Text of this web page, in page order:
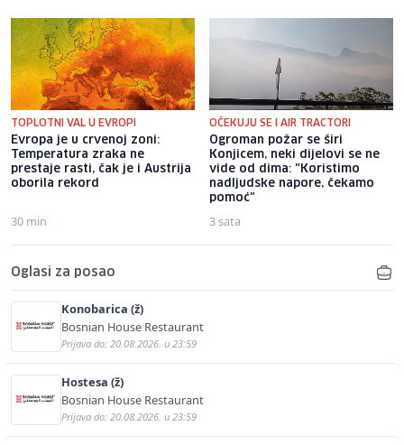
TOPLOTNI VAL U EVROPI
Evropa je u crvenoj zoni:
Temperatura zraka ne
prestaje rasti, čak je i Austrija
oborila rekord
30 min
OČEKUJU SE I AIR TRACTORI
Ogroman požar se širi
Konjicem, neki dijelovi se ne
vide od dima: "Koristimo
nadljudske napore, čekamo
pomoć"
3 sata
Oglasi za posao
Konobarica (ž)
Bosnian House Restaurant
Prijava do: 20.08.2026. u 23:59
Hostesa (ž)
Bosnian House Restaurant
Prijava do: 20.08.2026. u 23:59